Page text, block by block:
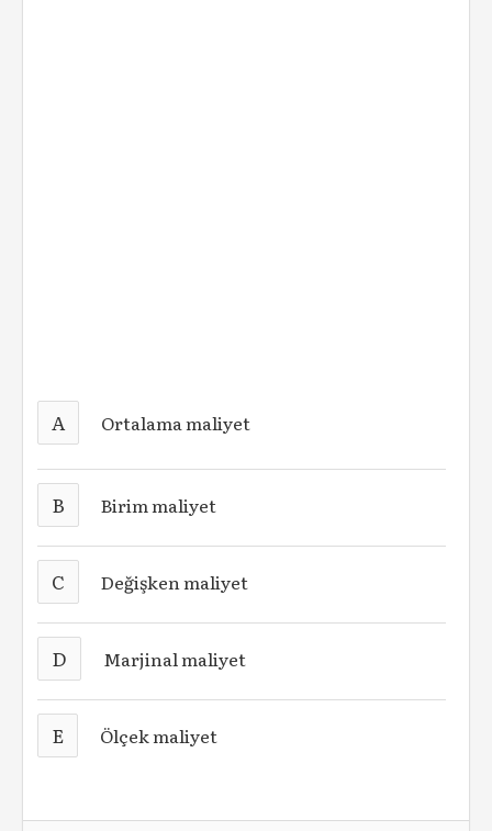
A Ortalama maliyet
B Birim maliyet
C Değişken maliyet
D Marjinal maliyet
E Ölçek maliyet